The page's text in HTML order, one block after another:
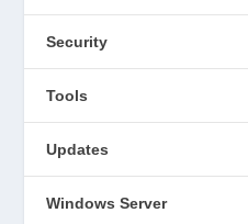
Security
Tools
Updates
Windows Server